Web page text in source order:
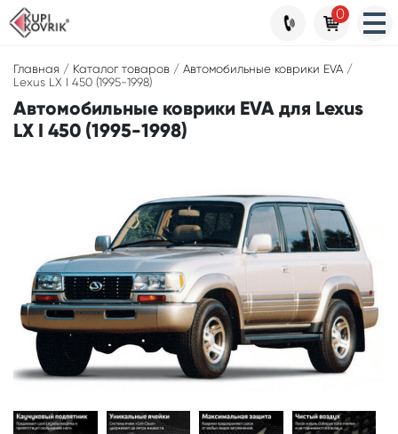
Главная / Каталог товаров / Автомобильные коврики EVA /
Lexus LX I 450 (1995-1998)
Автомобильные коврики EVA для Lexus
LX I 450 (1995-1998)
0